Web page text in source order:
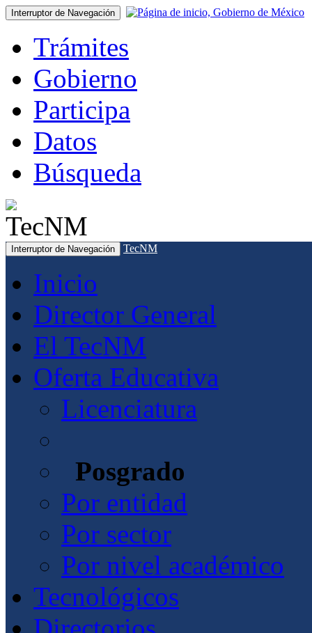
Interruptor de Navegación
Trámites
Gobierno
Participa
Datos
Búsqueda
Interruptor de Navegación TecNM
Inicio
Director General
El TecNM
Oferta Educativa
Licenciatura
Posgrado
Por entidad
Por sector
Por nivel académico
Tecnológicos